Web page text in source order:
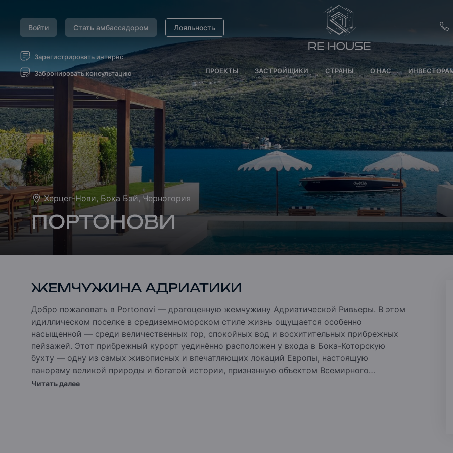
Войти Стать амбассадором Лояльность
EUR
SEK
BRL
SAR
Зарегистрировать интерес
Забронировать консультацию ПРОЕКТЫ ЗАСТРОЙЩИКИ СТРАНЫ О НАС
Херцег-Нови, Бока Бэй, Черногория
ПОРТОНОВИ
ЖЕМЧУЖИНА АДРИАТИКИ
Добро пожаловать в Portonovi — драгоценную жемчужину Адриатической Ривьеры. В этом
идиллическом поселке в средиземноморском стиле жизнь ощущается особенно
насыщенной — среди величественных гор, спокойных вод и восхитительных прибрежных
пейзажей. Этот прибрежный курорт уединённо расположен у входа в Бока-Которскую
бухту — одну из самых живописных и впечатляющих локаций Европы, настоящую
панораму великой природы и богатой истории, признанную объектом Всемирного
наследия ЮНЕСКО.
Читать далее